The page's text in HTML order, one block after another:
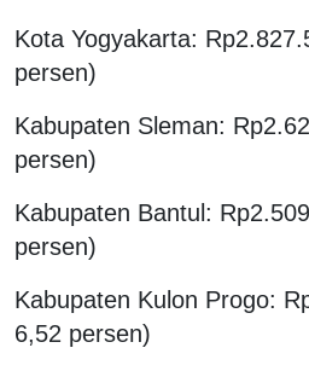
Kota Yogyakarta:
persen)
Kabupaten Sleman:
persen)
Kabupaten Bantul:
persen)
Kabupaten Kulon Progo:
6,52 persen)